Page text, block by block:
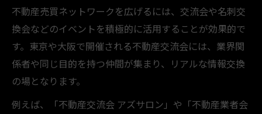
不動産売買ネットワークを広げるには、交流会や名刺交
換会などのイベントを積極的に活用することが効果的で
す。東京や大阪で開催される不動産交流会には、業界関
係者や同じ目的を持つ仲間が集まり、リアルな情報交換
の場となります。
例えば、「不動産交流会 アズサロン」や「不動産業者会